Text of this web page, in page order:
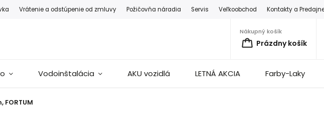
Vrátenie a odstúpenie od zmluvy Požičovňa náradia Servis Veľkoobchod Kontakty a
Nákupný košík
Prázdny košík
Vodoinštalácia AKU vozidlá LETNÁ AKCIA Farby-Laky